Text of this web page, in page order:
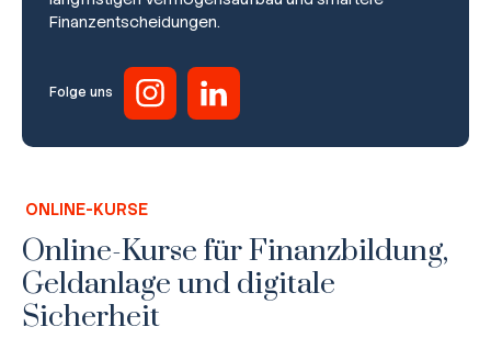
Ratgeber
Online Kurse
Finanzentscheidungen.
Folge uns
ONLINE-KURSE
Online-Kurse für Finanzbildung,
Geldanlage und digitale
Sicherheit